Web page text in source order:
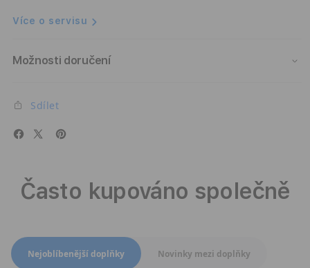
Více o servisu
Možnosti doručení
Sdílet
Často kupováno společně
Přepnout zobrazení produktů
Nejoblíbenější doplňky Novinky mezi doplňky